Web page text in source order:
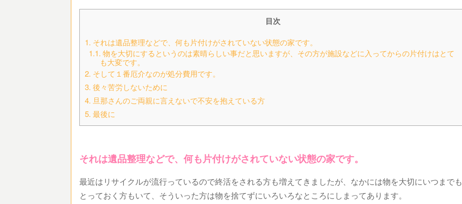
目次
1. それは遺品整理などで、何も片付けがされていない状態の家です。
1.1. 物を大切にするというのは素晴らしい事だと思いますが、その方が施設などに入ってからの片付けはとて
も大変です。
2. そして１番厄介なのが処分費用です。
3. 後々苦労しないために
4. 旦那さんのご両親に言えないで不安を抱えている方
5. 最後に
それは遺品整理などで、何も片付けがされていない状態の家です。
最近はリサイクルが流行っているので終活をされる方も増えてきましたが、なかには物を大切にいつまでも
とっておく方もいて、そういった方は物を捨てずにいろいろなところにしまってあります。